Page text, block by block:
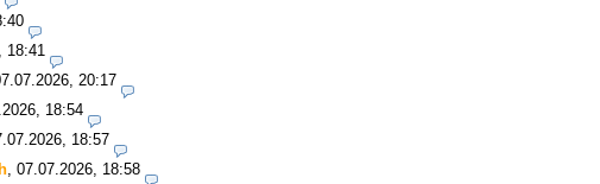
18:41
20:17
18:54
18:57
07.07.2026, 18:58